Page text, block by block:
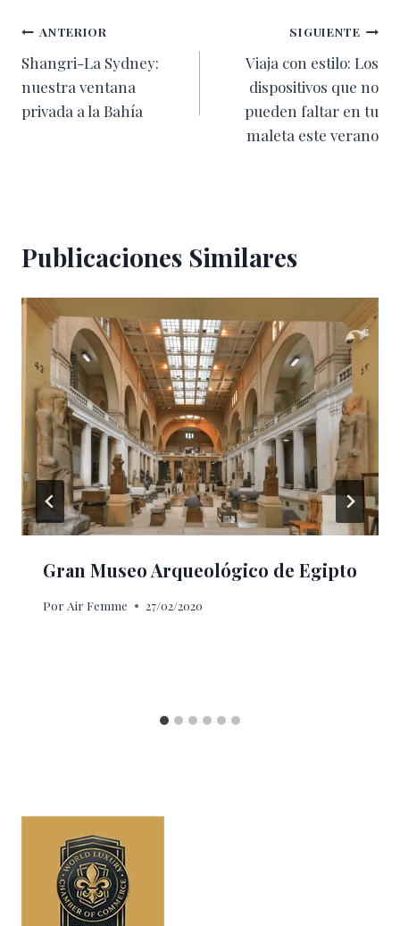
Navegación
de
entradas
ANTERIOR
Shangri-La Sydney:
nuestra ventana
privada a la Bahía
SIGUIENTE
Viaja con estilo: Los
dispositivos que no
pueden faltar en tu
maleta este verano
Publicaciones Similares
Gran Museo Arqueológico de Egipto
Por Air Femme 27/02/2020